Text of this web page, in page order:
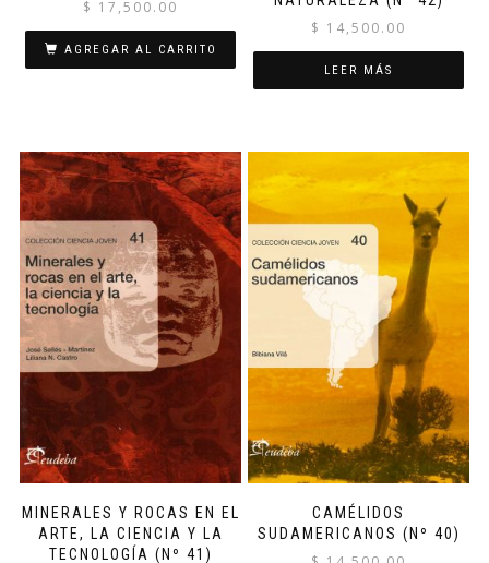
$ 17,500.00
AGREGAR AL CARRITO
$ 14,500.00
LEER MÁS
MINERALES Y ROCAS EN EL
ARTE, LA CIENCIA Y LA
TECNOLOGÍA (Nº 41)
CAMÉLIDOS
SUDAMERICANOS (Nº 40)